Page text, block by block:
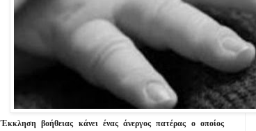
Έκκληση βοήθειας κάνει ένας άνεργος πατέρας ο οποίος